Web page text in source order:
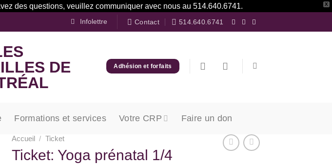
X
des questions, veuillez communiquer avec nous au 514.640.6741.
Infolettre Contact 514.640.6741
Adhésion et forfaits
Formations et services Votre CRP Faire un don
Accueil / Ticket
Ticket: Yoga prénatal 1/4